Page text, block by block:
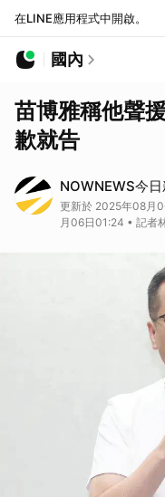
在LINE應用程式中開啟。
國內
苗博雅稱他聲
歉就告
NOWNEWS今
更新於 2025年08月
月06日01:24 • 記者